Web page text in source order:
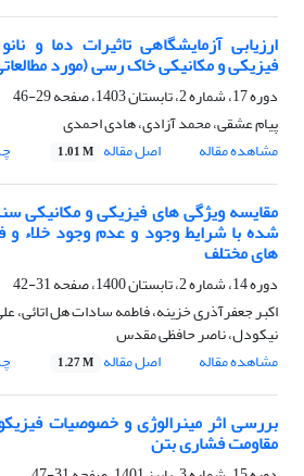
ارزیابی آزمایشگاهی تاثیرات دما و
فیزیکی و مکانیکی خاک رسی (مورد
دوره 17، شماره 2، تابستان 1403، صفحه
29-46
پیام عشقی، محمد آزادی، هادی احمدی
مشاهده مقاله
اصل مقاله 1.01 M
مقایسه ویژگی های فیزیکی و مکانیکی
شده با شرایط وجود و عدم وجود خلاء
های مختلف
دوره 14، شماره 2، تابستان 1400، صفحه
31-42
اکبر جعفرآذری خزینه، فاطمه سادات هل اتائی،
نیکودل، ناصر حافظی مقدس
مشاهده مقاله
اصل مقاله 1.27 M
بررسی اثر مینرالوژی و خصوصیات
مقاومت فشاری بتن